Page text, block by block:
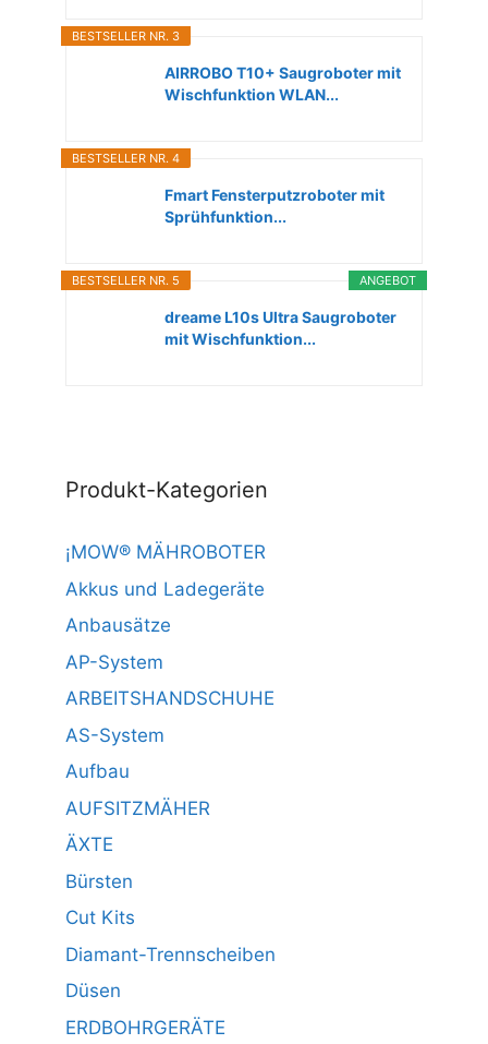
BESTSELLER NR. 3
AIRROBO T10+ Saugroboter mit
Wischfunktion WLAN...
BESTSELLER NR. 4
Fmart Fensterputzroboter mit
Sprühfunktion...
ANGEBOT
BESTSELLER NR. 5
dreame L10s Ultra Saugroboter
mit Wischfunktion...
Produkt-Kategorien
¡MOW® MÄHROBOTER
Akkus und Ladegeräte
Anbausätze
AP-System
ARBEITSHANDSCHUHE
AS-System
Aufbau
AUFSITZMÄHER
ÄXTE
Bürsten
Cut Kits
Diamant-Trennscheiben
Düsen
ERDBOHRGERÄTE